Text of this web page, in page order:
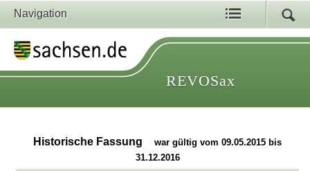
Navigation
REVOSax
Historische Fassung
war gültig vom 09.05.2015 bis
31.12.2016